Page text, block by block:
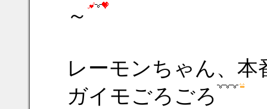
～
レーモンちゃん、
ガイモごろごろ